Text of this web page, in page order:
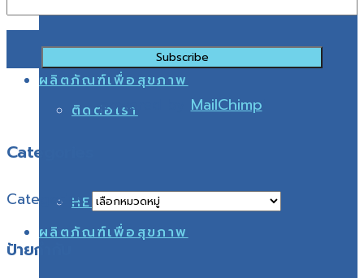
ผลิตภัณฑ์เพื่อสุขภาพ
HEALTHY SHOES
ติดต่อเรา
ผลิตภัณฑ์เพื่อสุขภาพ
powered byMailChimp!
Categories
Categories
ป้ายกำกับ